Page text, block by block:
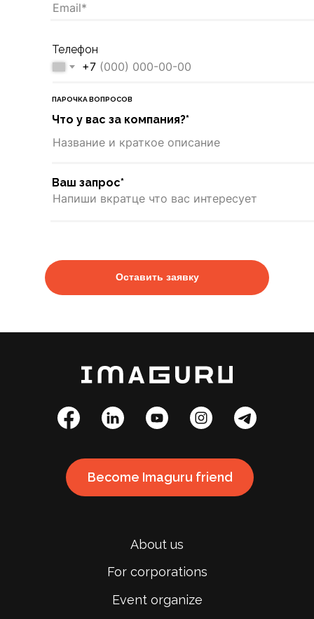
+7
ПАРОЧКА ВОПРОСОВ
Ваш запрос*
Телефон
Что у вас за компания?*
Оставить заявку
About us
For corporations
Event organize
Become Imaguru friend